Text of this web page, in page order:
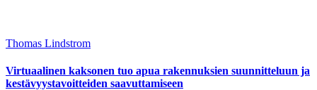
Thomas Lindstrom
Virtuaalinen kaksonen tuo apua rakennuksien suunnitteluun ja
kestävyystavoitteiden saavuttamiseen